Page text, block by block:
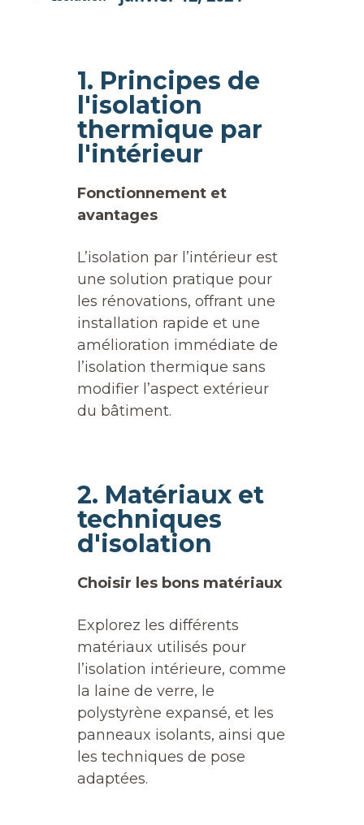
1. Principes de
l'isolation
thermique par
l'intérieur
Fonctionnement et
avantages
L’isolation par l’intérieur est
une solution pratique pour
les rénovations, offrant une
installation rapide et une
amélioration immédiate de
l’isolation thermique sans
modifier l’aspect extérieur
du bâtiment.
2. Matériaux et
techniques
d'isolation
Choisir les bons matériaux
Explorez les différents
matériaux utilisés pour
l’isolation intérieure, comme
la laine de verre, le
polystyrène expansé, et les
panneaux isolants, ainsi que
les techniques de pose
adaptées.